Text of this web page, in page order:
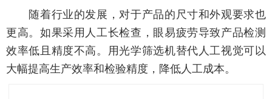
随着行业的发展，对于产品的尺寸和外观要求也
更高。如果采用人工长检查，眼易疲劳导致产品检测
效率低且精度不高。用光学筛选机替代人工视觉可以
大幅提高生产效率和检验精度，降低人工成本。